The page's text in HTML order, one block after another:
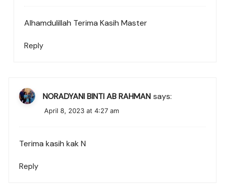
Alhamdulillah Terima Kasih Master
Reply
NORADYANI BINTI AB RAHMAN says:
April 8, 2023 at 4:27 am
Terima kasih kak N
Reply